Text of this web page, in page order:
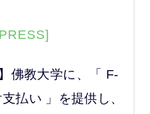
佛教大学に、「 F-
払い 」を提供し、